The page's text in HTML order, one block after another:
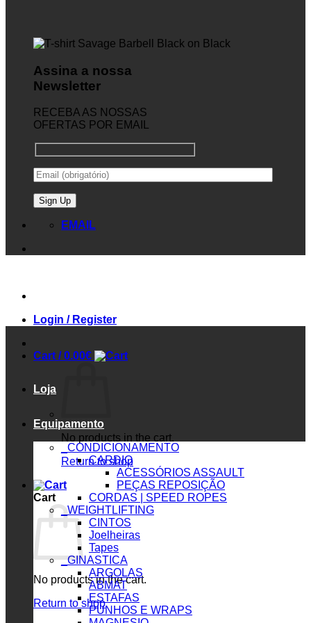
Assina a nossa
Newsletter
RECEBA AS NOSSAS
OFERTAS POR EMAIL
EMAIL
Login / Register
Cart /0.00€
No products in the cart.
Return to shop
Cart
No products in the cart.
Return to shop
Loja
Equipamento
_CONDICIONAMENTO
CARDIO
ACESSÓRIOS ASSAULT
PEÇAS REPOSIÇÃO
CORDAS | SPEED ROPES
_WEIGHTLIFTING
CINTOS
Joelheiras
Tapes
_GINASTICA
ARGOLAS
ABMAT
ESTAFAS
PUNHOS E WRAPS